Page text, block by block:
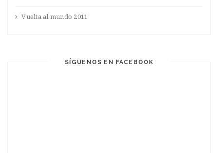
Vuelta al mundo 2011
SÍGUENOS EN FACEBOOK